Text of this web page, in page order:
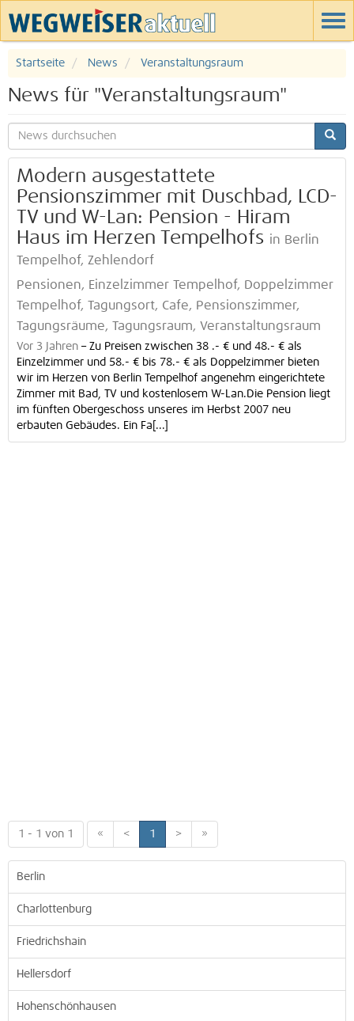
Startseite News Veranstaltungsraum
News für "Veranstaltungsraum"
Modern ausgestattete
Pensionszimmer mit Duschbad, LCD-
TV und W-Lan: Pension - Hiram
Haus im Herzen Tempelhofs in Berlin
Tempelhof, Zehlendorf
Pensionen, Einzelzimmer Tempelhof, Doppelzimmer
Tempelhof, Tagungsort, Cafe, Pensionszimmer,
Tagungsräume, Tagungsraum, Veranstaltungsraum
Vor 3 Jahren – Zu Preisen zwischen 38 .- € und 48.- € als
Einzelzimmer und 58.- € bis 78.- € als Doppelzimmer bieten
wir im Herzen von Berlin Tempelhof angenehm eingerichtete
Zimmer mit Bad, TV und kostenlosem W-Lan.Die Pension liegt
im fünften Obergeschoss unseres im Herbst 2007 neu
erbauten Gebäudes. Ein Fa[...]
1 - 1 von 1 « < 1 > »
Berlin
Charlottenburg
Friedrichshain
Hellersdorf
Hohenschönhausen